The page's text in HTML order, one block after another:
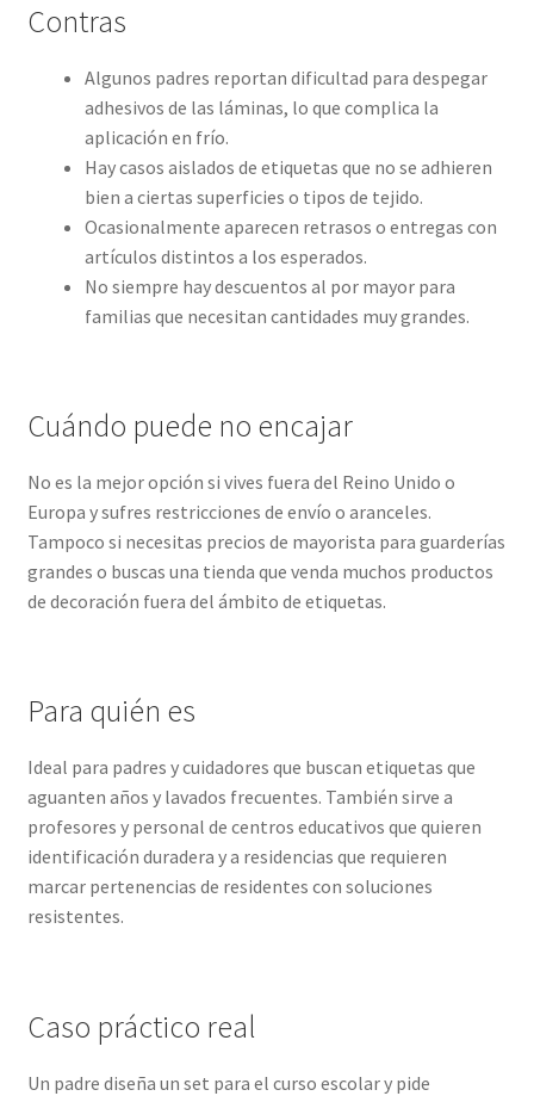
Contras
Algunos padres reportan dificultad para despegar
adhesivos de las láminas, lo que complica la
aplicación en frío.
Hay casos aislados de etiquetas que no se adhieren
bien a ciertas superficies o tipos de tejido.
Ocasionalmente aparecen retrasos o entregas con
artículos distintos a los esperados.
No siempre hay descuentos al por mayor para
familias que necesitan cantidades muy grandes.
Cuándo puede no encajar
No es la mejor opción si vives fuera del Reino Unido o
Europa y sufres restricciones de envío o aranceles.
Tampoco si necesitas precios de mayorista para guarderías
grandes o buscas una tienda que venda muchos productos
de decoración fuera del ámbito de etiquetas.
Para quién es
Ideal para padres y cuidadores que buscan etiquetas que
aguanten años y lavados frecuentes. También sirve a
profesores y personal de centros educativos que quieren
identificación duradera y a residencias que requieren
marcar pertenencias de residentes con soluciones
resistentes.
Caso práctico real
Un padre diseña un set para el curso escolar y pide